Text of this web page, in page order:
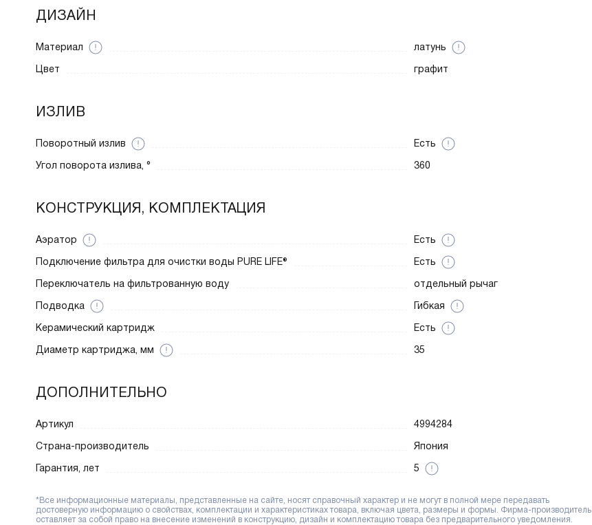
ДИЗАЙН
Материал
латунь
Цвет
графит
ИЗЛИВ
Поворотный излив
Есть
Угол поворота излива, °
360
КОНСТРУКЦИЯ, КОМПЛЕКТАЦИЯ
Аэратор
Есть
Подключение фильтра для очистки воды PURE LIFE®
Есть
Переключатель на фильтрованную воду
отдельный рычаг
Подводка
Гибкая
Керамический картридж
Есть
Диаметр картриджа, мм
35
ДОПОЛНИТЕЛЬНО
Артикул
4994284
Страна-производитель
Япония
Гарантия, лет
5
*Все информационные материалы, представленные на сайте, носят справочный характер и не могут в полной мере передавать
достоверную информацию о свойствах, комплектации и характеристиках товара, включая цвета, размеры и формы. Фирма-производитель
оставляет за собой право на внесение изменений в конструкцию, дизайн и комплектацию товара без предварительного уведомления.